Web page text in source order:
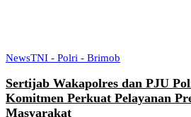
NewsTNI - Polri - Brimob
Sertijab Wakapolres dan PJU
Komitmen Perkuat Pelayanan
Masyarakat